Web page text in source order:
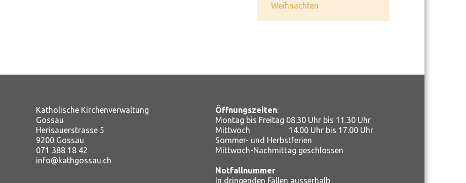
Weihnachten
Katholische Kirchenverwaltung
Gossau
Herisauerstrasse 5
9200 Gossau
071 388 18 42
info@kathgossau.ch
Öffnungszeiten:
Montag bis Freitag 08.30 Uhr bis 11.30 Uhr
Mittwoch 14.00 Uhr bis 17.00 Uhr
Sommer- und Herbstferien
Mittwoch-Nachmittag geschlossen
Notfallnummer
In dringenden Fällen ausserhalb